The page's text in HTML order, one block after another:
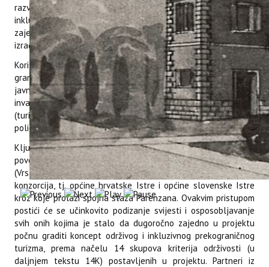
razvijen Model upravljanja prekograničnom održivom
inkluzivnom turističkom destinacijom IstraECOinclusive, i (3.2)
zajednički organiziran završni javni prekogranični događaj s
izračunom ugljičnog otiska.
Korist će imati pružatelji turističkih usluga s obje strane
granice i dionici (posjetitelji, lokalne zajednice, stručna
javnost i stanovnici). Posebna ciljna skupina bit će osobe s
invaliditetom, koje će od projekta imati koristi i kao domaćini
(turistički ponuditelji – npr. Sonček) i gosti (posjetitelji
poligona i veznih staza i sl.).
Ključna novina bit će inovativni prekogranični pristup u
povezivanju nositelja destinacije – poligona ZEC Kontija
(Vrsar) i Centar Sonček (Elerji) sa suosnivačima prekograničnog
konzorcija, tj. općine hrvatske Istre i općine slovenske Istre
kroz koje prolazi spojna staza Parenzana. Ovakvim pristupom
postići će se učinkovito podizanje svijesti i osposobljavanje
svih onih kojima je stalo da dugoročno zajedno u projektu
počnu graditi koncept održivog i inkluzivnog prekograničnog
turizma, prema načelu 14 skupova kriterija održivosti (u
daljnjem tekstu 14K) postavljenih u projektu. Partneri iz